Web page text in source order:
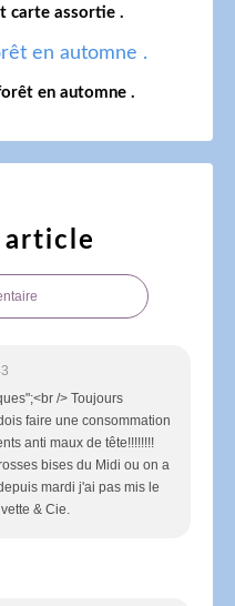
carte assortie .
en automne .
article
/> Toujours
faire une consommation
anti maux de tête!!!!!!!!
bises du Midi ou on a
mardi j'ai pas mis le
& Cie.